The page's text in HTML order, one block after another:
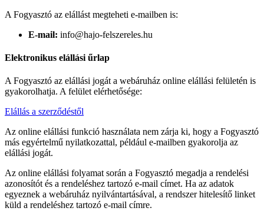
A Fogyasztó az elállást megteheti e-mailben is:
E-mail: info@hajo-felszereles.hu
Elektronikus elállási űrlap
A Fogyasztó az elállási jogát a webáruház online elállási felületén is
gyakorolhatja. A felület elérhetősége:
Elállás a szerződéstől
Az online elállási funkció használata nem zárja ki, hogy a Fogyasztó
más egyértelmű nyilatkozattal, például e-mailben gyakorolja az
elállási jogát.
Az online elállási folyamat során a Fogyasztó megadja a rendelési
azonosítót és a rendeléshez tartozó e-mail címet. Ha az adatok
egyeznek a webáruház nyilvántartásával, a rendszer hitelesítő linket
küld a rendeléshez tartozó e-mail címre.